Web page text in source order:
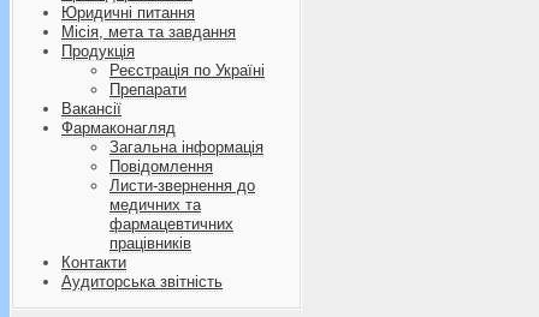
Юридичні питання
Місія, мета та завдання
Продукція
Реєстрація по Україні
Препарати
Вакансії
Фармаконагляд
Загальна інформація
Повідомлення
Листи-звернення до
медичних та
фармацевтичних
працівників
Контакти
Аудиторська звітність